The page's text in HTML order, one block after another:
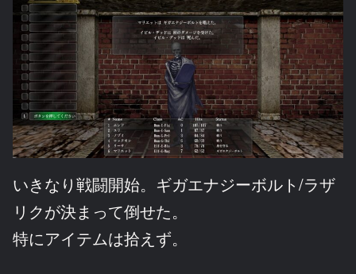
いきなり戦闘開始。ギガエナジーボルト/ラザ
リクが決まって倒せた。
特にアイテムは拾えず。